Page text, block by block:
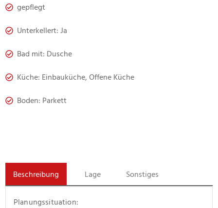
gepflegt
Unterkellert: Ja
Bad mit: Dusche
Küche: Einbauküche, Offene Küche
Boden: Parkett
Beschreibung Lage Sonstiges
Planungssituation: